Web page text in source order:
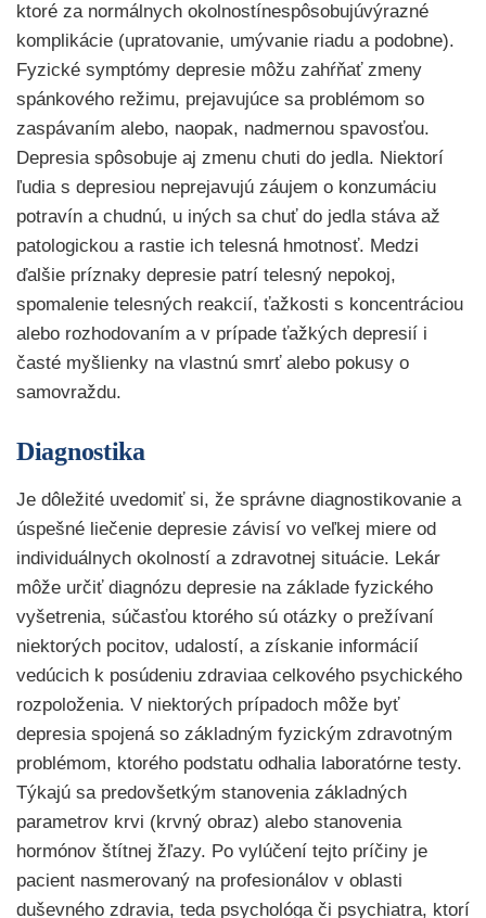
ktoré za normálnych okolnostínespôsobujúvýrazné
komplikácie (upratovanie, umývanie riadu a podobne).
Fyzické symptómy depresie môžu zahŕňať zmeny
spánkového režimu, prejavujúce sa problémom so
zaspávaním alebo, naopak, nadmernou spavosťou.
Depresia spôsobuje aj zmenu chuti do jedla. Niektorí
ľudia s depresiou neprejavujú záujem o konzumáciu
potravín a chudnú, u iných sa chuť do jedla stáva až
patologickou a rastie ich telesná hmotnosť. Medzi
ďalšie príznaky depresie patrí telesný nepokoj,
spomalenie telesných reakcií, ťažkosti s koncentráciou
alebo rozhodovaním a v prípade ťažkých depresií i
časté myšlienky na vlastnú smrť alebo pokusy o
samovraždu.
Diagnostika
Je dôležité uvedomiť si, že správne diagnostikovanie a
úspešné liečenie depresie závisí vo veľkej miere od
individuálnych okolností a zdravotnej situácie. Lekár
môže určiť diagnózu depresie na základe fyzického
vyšetrenia, súčasťou ktorého sú otázky o prežívaní
niektorých pocitov, udalostí, a získanie informácií
vedúcich k posúdeniu zdraviaa celkového psychického
rozpoloženia. V niektorých prípadoch môže byť
depresia spojená so základným fyzickým zdravotným
problémom, ktorého podstatu odhalia laboratórne testy.
Týkajú sa predovšetkým stanovenia základných
parametrov krvi (krvný obraz) alebo stanovenia
hormónov štítnej žľazy. Po vylúčení tejto príčiny je
pacient nasmerovaný na profesionálov v oblasti
duševného zdravia, teda psychológa či psychiatra, ktorí